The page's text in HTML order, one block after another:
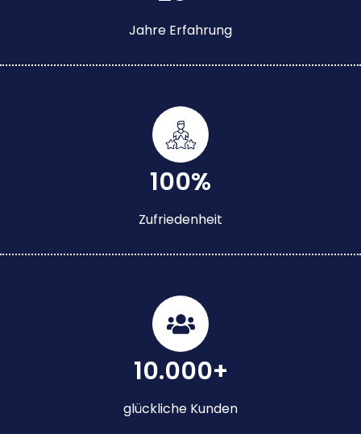
Jahre Erfahrung
100%
Zufriedenheit
10.000+
glückliche Kunden